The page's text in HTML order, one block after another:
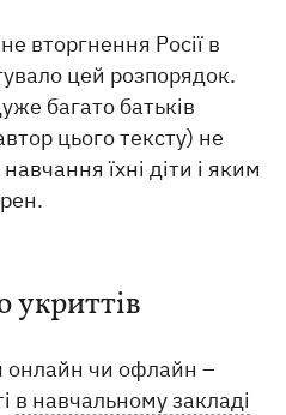
вторгнення Росії в
цей розпорядок.
багато батьків
цього тексту) не
їхні діти і яким
онлайн чи офлайн –
в навчальному закладі